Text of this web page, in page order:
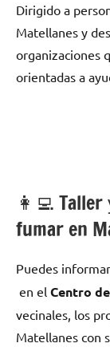
Dirigido а
Matellanes у
organizaciones
orientadas а
👩‍💻
fumar en
Puedes
en el Centro
vecinales, los
Matellanes сοn